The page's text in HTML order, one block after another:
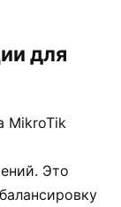
для
MikroTik
Это